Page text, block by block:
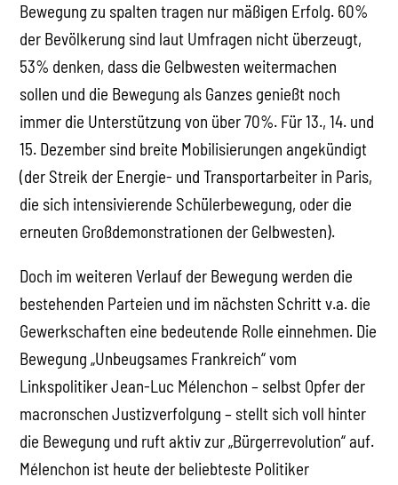
Bewegung zu spalten tragen nur mäßigen Erfolg. 60%
der Bevölkerung sind laut Umfragen nicht überzeugt,
53% denken, dass die Gelbwesten weitermachen
sollen und die Bewegung als Ganzes genießt noch
immer die Unterstützung von über 70%. Für 13., 14. und
15. Dezember sind breite Mobilisierungen angekündigt
(der Streik der Energie- und Transportarbeiter in Paris,
die sich intensivierende Schülerbewegung, oder die
erneuten Großdemonstrationen der Gelbwesten).
Doch im weiteren Verlauf der Bewegung werden die
bestehenden Parteien und im nächsten Schritt v.a. die
Gewerkschaften eine bedeutende Rolle einnehmen. Die
Bewegung „Unbeugsames Frankreich“ vom
Linkspolitiker Jean-Luc Mélenchon – selbst Opfer der
macronschen Justizverfolgung – stellt sich voll hinter
die Bewegung und ruft aktiv zur „Bürgerrevolution“ auf.
Mélenchon ist heute der beliebteste Politiker